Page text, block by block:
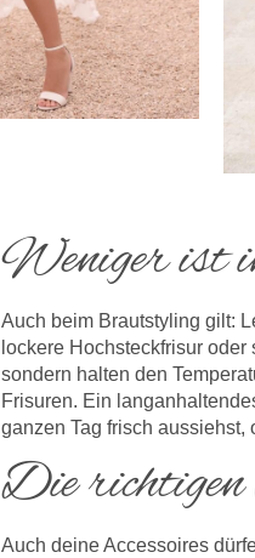
Weniger ist
Auch beim Brautstyling gilt:
lockere Hochsteckfrisur
sondern halten den
Frisuren. Ein
ganzen Tag frisch aussiehst,
Die richtigen
Auch deine Accessoires